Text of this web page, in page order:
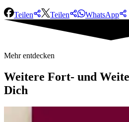
Teilen Teilen WhatsApp
Mehr entdecken
Weitere Fort- und
Dich